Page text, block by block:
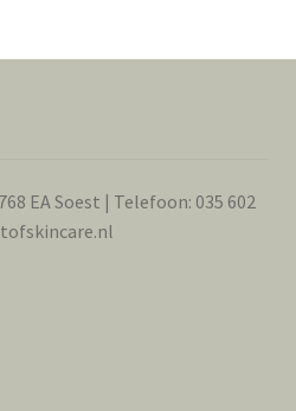
EA Soest | Telefoon: 035 602